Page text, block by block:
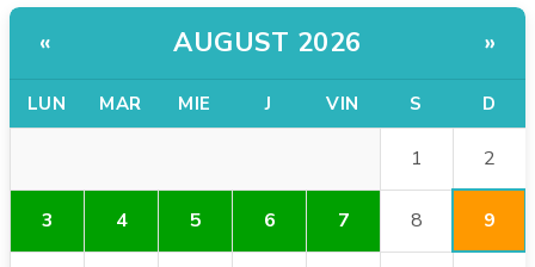
« AUGUST 2026 »
LUN MAR MIE J VIN S D
1 2
3 4 5 6 7 8 9